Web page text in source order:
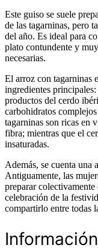
Este guiso se suele
de las tagarninas, pero
del año. Es ideal para
plato contundente y
necesarias.
El arroz con tagarninas
ingredientes
productos del cerdo
carbohidratos
tagarninas son ricas en
fibra; mientras que el
insaturadas.
Además, se cuenta una
Antiguamente, las
preparar colectivamente
celebración de la
compartirlo entre todas